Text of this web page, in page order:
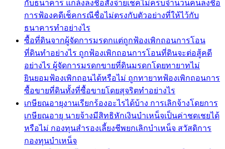
กับธนาคาร แกล้งลงชื่อสั่งจ่ายเช็คไม่ครบจำนวนคนลงชื่อ
การฟ้องคดีเช็คกรณีชื่อไม่ตรงกับตัวอย่างที่ให้ไว้กับ
ธนาคารทำอย่างไร
ซื้อที่ดินจากผู้จัดการมรดกแต่ถูกฟ้องเพิกถอนการโอน
ที่ดินทำอย่างไร ถูกฟ้องเพิกถอนการโอนที่ดินจะต่อสู้คดี
อย่างไร ผู้จัดการมรดกขายที่ดินมรดกโดยทายาทไม่
ยินยอมฟ้องเพิกถอนได้หรือไม่ ถูกทายาทฟ้องเพิกถอนการ
ซื้อขายที่ดินทั้งที่ซื้อขายโดยสุจริตทำอย่างไร
เกษียณอายุงานเรียกร้องอะไรได้บ้าง การเลิกจ้างโดยการ
เกษียณอายุ นายจ้างมีสิทธิหักเงินบำเหน็จเป็นค่าชดเชยได้
หรือไม่ กองทุนสำรองเลี้ยงชีพยกเลิกบำเหน็จ สวัสดิการ
กองทุนบำเหน็จ